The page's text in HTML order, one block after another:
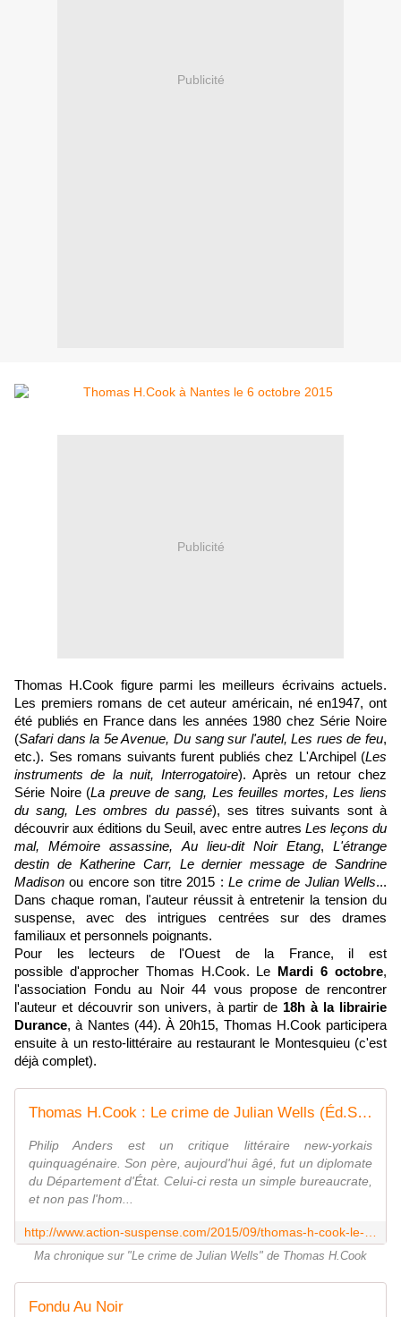
Publicité
Publicité
Thomas H.Cook figure parmi les meilleurs écrivains actuels.
Les premiers romans de cet auteur américain, né en1947, ont
été publiés en France dans les années 1980 chez Série Noire
(Safari dans la 5e Avenue, Du sang sur l'autel, Les rues de feu,
etc.). Ses romans suivants furent publiés chez L'Archipel (Les
instruments de la nuit, Interrogatoire). Après un retour chez
Série Noire (La preuve de sang, Les feuilles mortes, Les liens
du sang, Les ombres du passé), ses titres suivants sont à
découvrir aux éditions du Seuil, avec entre autres Les leçons du
mal, Mémoire assassine,
Au lieu-dit Noir Etang, L'étrange
destin de Katherine Carr, Le dernier message de Sandrine
Madisonou encore son titre 2015 :Le crime de Julian Wells...
Dans chaque roman, l'auteur réussit à entretenir la tension du
suspense, avec des intrigues centrées sur des drames
familiaux et personnels poignants.
Pour les lecteurs de l'Ouest de la France, il est
possible d'approcher Thomas H.Cook. Le
Mardi 6 octobre,
l'association Fondu au Noir 44 vous propose de rencontrer
l'auteur et découvrir son univers, à partir de 18h à la librairie
Durance,à Nantes (44). À 20h15, Thomas H.Cook participera
ensuite à un resto-littéraire au restaurant le Montesquieu (c'est
déjà complet).
Thomas H.Cook : Le crime de Julian Wells (Éd.Seuil, 2015) - Le blog de Claude LE NOCHER
Philip Anders est un critique littéraire new-yorkais
quinquagénaire. Son père, aujourd'hui âgé, fut un diplomate
du Département d'État. Celui-ci resta un simple bureaucrate,
et non pas l'hom...
Ma chronique sur "Le crime de Julian Wells" de Thomas H.Cook
Fondu Au Noir